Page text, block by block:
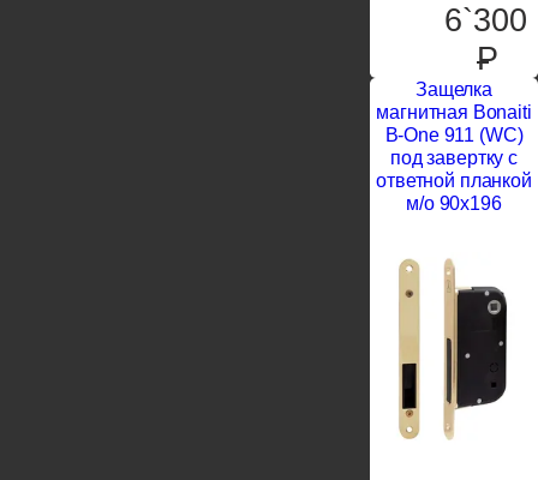
6`300
P
Защелка
магнитная Bonaiti
B-One 911 (WC)
под завертку c
ответной планкой
м/о 90х196